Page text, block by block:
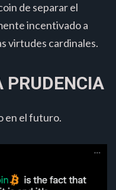
de separar el
incentivado a
virtudes cardinales.
PRUDENCIA
en el futuro.